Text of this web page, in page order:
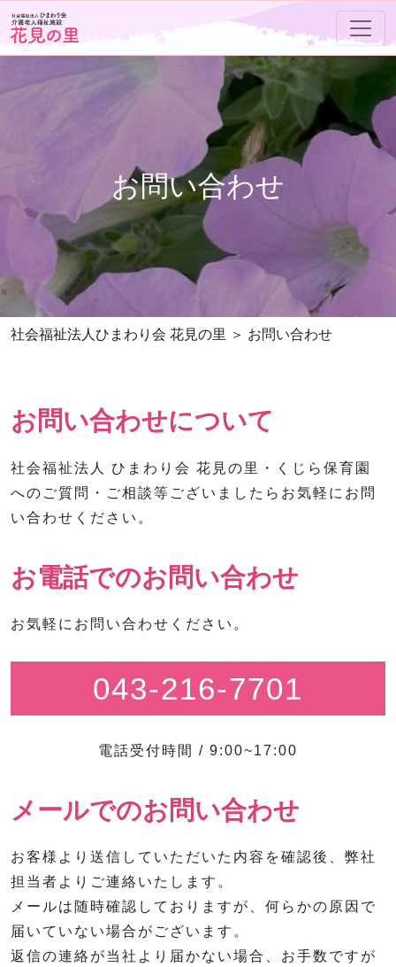
お問い合わせ
社会福祉法人ひまわり会 花見の里 お問い合わせ
お問い合わせについて
社会福祉法人 ひまわり会 花見の里・くじら保育園
へのご質問・ご相談等ございましたらお気軽にお問
い合わせください。
お電話でのお問い合わせ
お気軽にお問い合わせください。
043-216-7701
電話受付時間 / 9:00~17:00
メールでのお問い合わせ
お客様より送信していただいた内容を確認後、弊社
担当者よりご連絡いたします。
メールは随時確認しておりますが、何らかの原因で
届いていない場合がございます。
返信の連絡が当社より届かない場合、お手数ですが